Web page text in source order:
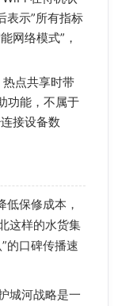
表示”所有指标
网络模式”，
点共享时带
功能，不属于
接设备数
低保修成本，
这样的水货集
的口碑传播速
城河战略是一